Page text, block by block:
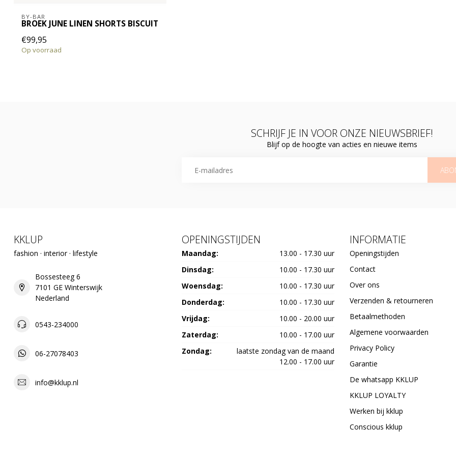
BY-BAR
BROEK JUNE LINEN SHORTS BISCUIT
€99,95
Op voorraad
SCHRIJF JE IN VOOR ONZE NIEUWSBRIEF!
Blijf op de hoogte van acties en nieuwe items
KKLUP
fashion · interior · lifestyle
Bossesteeg 6
7101 GE Winterswijk
Nederland
0543-234000
06-27078403
info@kklup.nl
OPENINGSTIJDEN
Maandag:
13.00 - 17.30 uur
Dinsdag:
10.00 - 17.30 uur
Woensdag:
10.00 - 17.30 uur
Donderdag:
10.00 - 17.30 uur
Vrijdag:
10.00 - 20.00 uur
Zaterdag:
10.00 - 17.00 uur
Zondag:
laatste zondag van de maand
12.00 - 17.00 uur
INFORMATIE
Openingstijden
Contact
Over ons
Verzenden & retourneren
Betaalmethoden
Algemene voorwaarden
Privacy Policy
Garantie
De whatsapp KKLUP
KKLUP LOYALTY
Werken bij kklup
Conscious kklup